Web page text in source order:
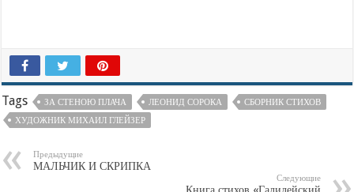
Tags ЗА СТЕНОЮ ПЛАЧА ЛЕОНИД СОРОКА
СБОРНИК СТИХОВ
ХУДОЖНИК МИХАИЛ ГЛЕЙЗЕР
Предыдущие
МАЛЬЧИК И СКРИПКА
Следующие